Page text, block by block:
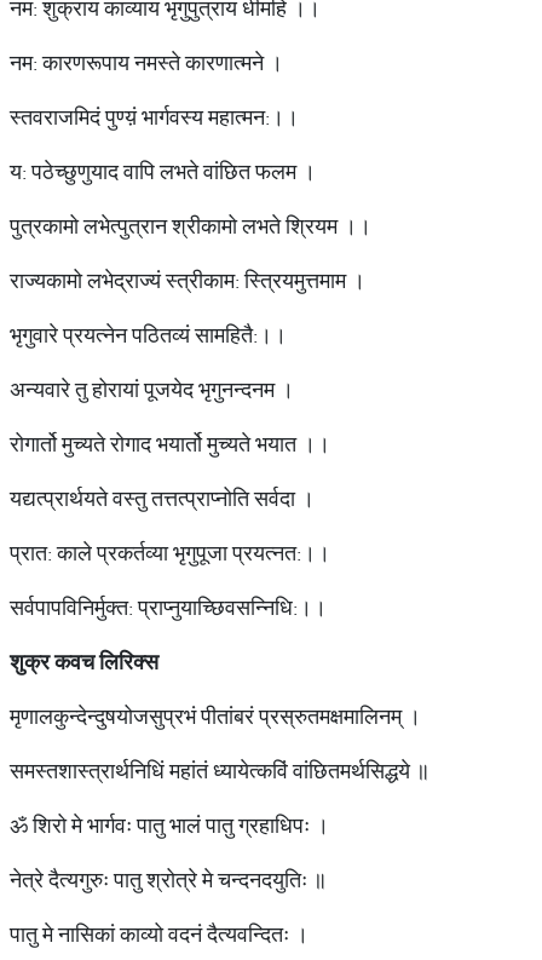
नम: शुक्राय काव्याय भृगुपुत्राय धीमहि ।।
नम: कारणरूपाय नमस्ते कारणात्मने ।
स्तवराजमिदं पुण्य़ं भार्गवस्य महात्मन:।।
य: पठेच्छुणुयाद वापि लभते वांछित फलम ।
पुत्रकामो लभेत्पुत्रान श्रीकामो लभते श्रियम ।।
राज्यकामो लभेद्राज्यं स्त्रीकाम: स्त्रियमुत्तमाम ।
भृगुवारे प्रयत्नेन पठितव्यं सामहितै:।।
अन्यवारे तु होरायां पूजयेद भृगुनन्दनम ।
रोगार्तो मुच्यते रोगाद भयार्तो मुच्यते भयात ।।
यद्यत्प्रार्थयते वस्तु तत्तत्प्राप्नोति सर्वदा ।
प्रात: काले प्रकर्तव्या भृगुपूजा प्रयत्नत:।।
सर्वपापविनिर्मुक्त: प्राप्नुयाच्छिवसन्निधि:।।
शुक्र कवच लिरिक्स
मृणालकुन्देन्दुषयोजसुप्रभं पीतांबरं प्रस्रुतमक्षमालिनम् ।
समस्तशास्त्रार्थनिधिं महांतं ध्यायेत्कविं वांछितमर्थसिद्धये ॥
ॐ शिरो मे भार्गवः पातु भालं पातु ग्रहाधिपः ।
नेत्रे दैत्यगुरुः पातु श्रोत्रे मे चन्दनदयुतिः ॥
पातु मे नासिकां काव्यो वदनं दैत्यवन्दितः ।